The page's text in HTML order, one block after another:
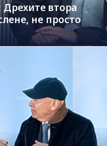
Дрехите втора
не просто